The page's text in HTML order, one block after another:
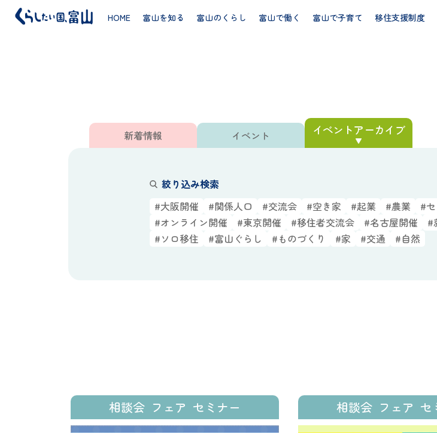
HOME 富山を知る 富山のくらし 富山で働く 富山で子育て 移住支援制度
新着情報 イベント イベントアーカイブ
絞り込み検索
#大阪開催
#関係人口 #交流会 #空き家 #起業 #農業 #
#オンライン開催
#東京開催 #移住者交流会 #名古屋開催 #
#ソロ移住
#富山ぐらし #ものづくり #家 #交通 #自然
相談会 フェア セミナー 相談会 フェア セ